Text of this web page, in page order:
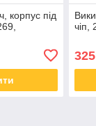
корпус під
чіп,
325